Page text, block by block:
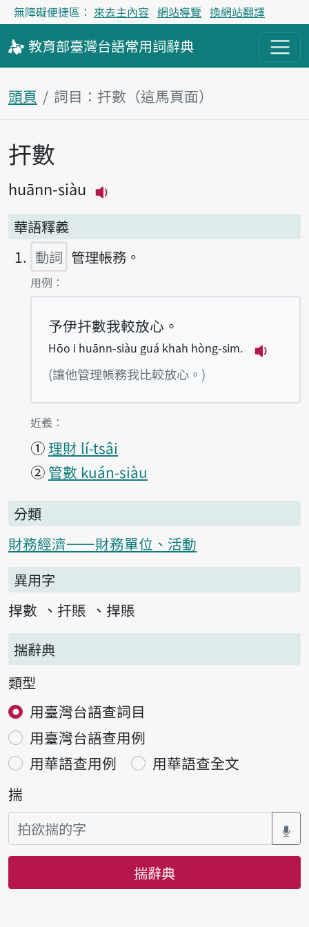
無障礙便捷區： 來去主內容 網站導覽 換網站翻譯
教育部臺灣台語常用詞辭典
頭頁 詞目：扞數（這馬頁面）
主內容區
扞數
huānn-siàu
華語釋義
動詞 管理帳務。
第1項釋義的
用例：
予伊扞數我較放心。
Hōo i huānn-siàu guá khah hòng-sim.
(讓他管理帳務我比較放心。)
第1項釋義的
近義：
① 理財 lí-tsâi
② 管數 kuán-siàu
分類
財務經濟——財務單位、活動
異用字
捍數
扞賬
捍賬
揣辭典
類型
用臺灣台語查詞目
用臺灣台語查用例
用華語查用例
用華語查全文
揣
揣辭典